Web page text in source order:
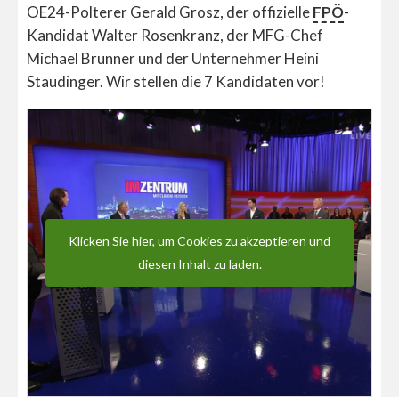
OE24-Polterer Gerald Grosz, der offizielleFPÖ-
Kandidat Walter Rosenkranz, der MFG-Chef
Michael Brunner und der Unternehmer Heini
Staudinger. Wir stellen die 7 Kandidaten vor!
Klicken Sie hier, um Cookies zu akzeptieren und
diesen Inhalt zu laden.